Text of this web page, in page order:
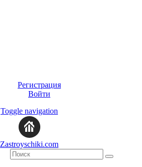
Регистрация
Войти
Toggle navigation
Zastroyschiki.com